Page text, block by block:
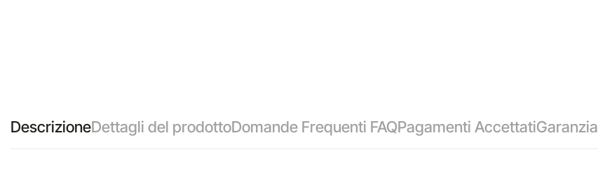
DescrizioneDettagli del prodottoDomande Frequenti FAQPagamenti AccettatiGaranzia